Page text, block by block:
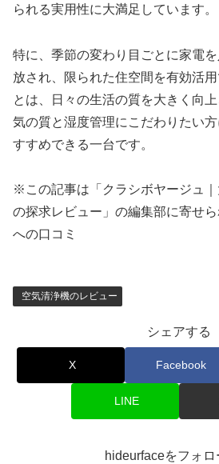
られる実用性に大満足しています。
特に、季節の変わり目ごとに家電
放され、限られた住空間を有効活
とは、日々の生活の質を大きく向
気の質と湿度管理にこだわりたい
すすめできる一台です。
※この記事は「クラシボヤージュ
の探求レビュー」の編集部に寄せ
への口コミ
空気清浄機のレビュー
シェアする
X Facebook
LINE
hideurfaceをフォロ